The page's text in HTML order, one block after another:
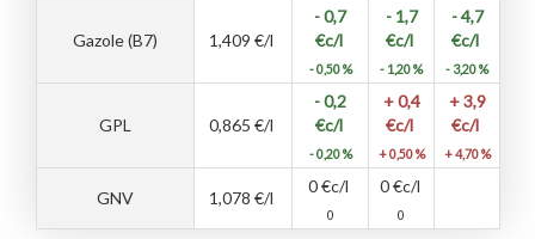
Gazole (B7) 1,409 €/l
- 0,7
€c/l
- 0,50 %
- 1,7
€c/l
- 1,20 %
- 4,7
€c/l
- 3,20 %
GPL 0,865 €/l
- 0,2
€c/l
- 0,20 %
+ 0,4
€c/l
+ 0,50 %
+ 3,9
€c/l
+ 4,70 %
GNV 1,078 €/l
0€c/l
0
0€c/l
0